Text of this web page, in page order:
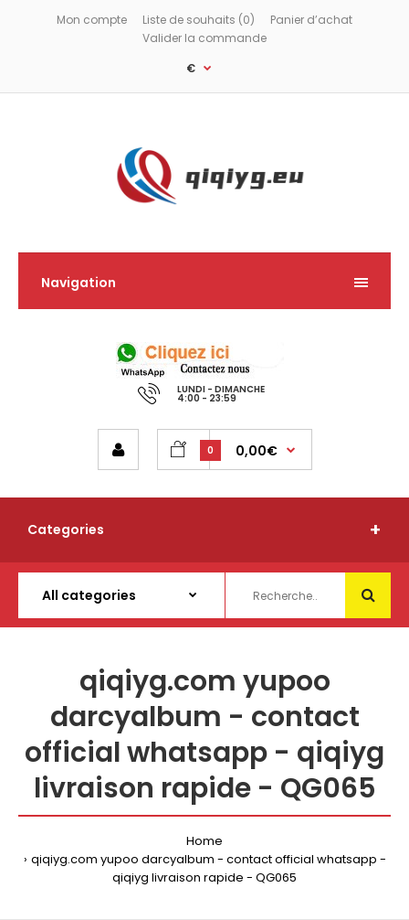
Mon compte Liste de souhaits (0)
Panier d’achat
Valider la commande
€
Navigation
LUNDI - DIMANCHE
4:00 - 23:59
0 0,00€
Categories
qiqiyg.com yupoo
darcyalbum - contact
official whatsapp - qiqiyg
livraison rapide - QG065
Home
qiqiyg.com yupoo darcyalbum - contact official whatsapp -
qiqiyg livraison rapide - QG065